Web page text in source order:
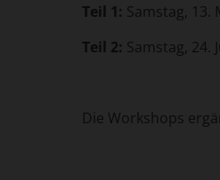
Teil 1: Samstag, 13.
Teil 2: Samstag, 24.
Die Workshops